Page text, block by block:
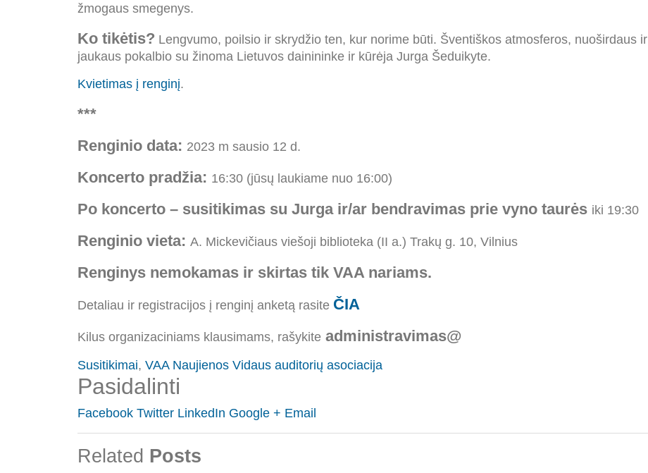
žmogaus smegenys.
Ko tikėtis? Lengvumo, poilsio ir skrydžio ten, kur norime būti. Šventiškos atmosferos, nuoširdaus ir
jaukaus pokalbio su žinoma Lietuvos dainininke ir kūrėja Jurga Šeduikyte.
Kvietimas į renginį.
***
Renginio data: 2023 m sausio 12 d.
Koncerto pradžia: 16:30 (jūsų laukiame nuo 16:00)
Po koncerto – susitikimas su Jurga ir/ar bendravimas prie vyno taurės iki 19:30
Renginio vieta: A. Mickevičiaus viešoji biblioteka (II a.) Trakų g. 10, Vilnius
Renginys nemokamas ir skirtas tik VAA nariams.
Detaliau ir registracijos į renginį anketą rasite ČIA
Kilus organizaciniams klausimams, rašykite administravimas@
Susitikimai, VAA Naujienos Vidaus auditorių asociacija
Pasidalinti
Facebook Twitter LinkedIn Google + Email
Related Posts